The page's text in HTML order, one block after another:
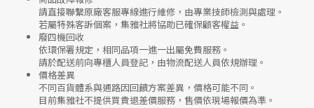
請直接聯繫原廠客服專線進行維修，由專業技師檢測與處理。
若屬特殊客訴個案，集雅社將協助已確保顧客權益。
廢四機回收
依環保署規定，相同品項一進一出屬免費服務。
請於配送前向專櫃人員登記，由物流配送人員依規辦理。
價格差異
不同百貨體系與通路因回饋方案差異，價格可能不同。
目前集雅社不提供買貴退差價服務 ，售價依現場報價為準。